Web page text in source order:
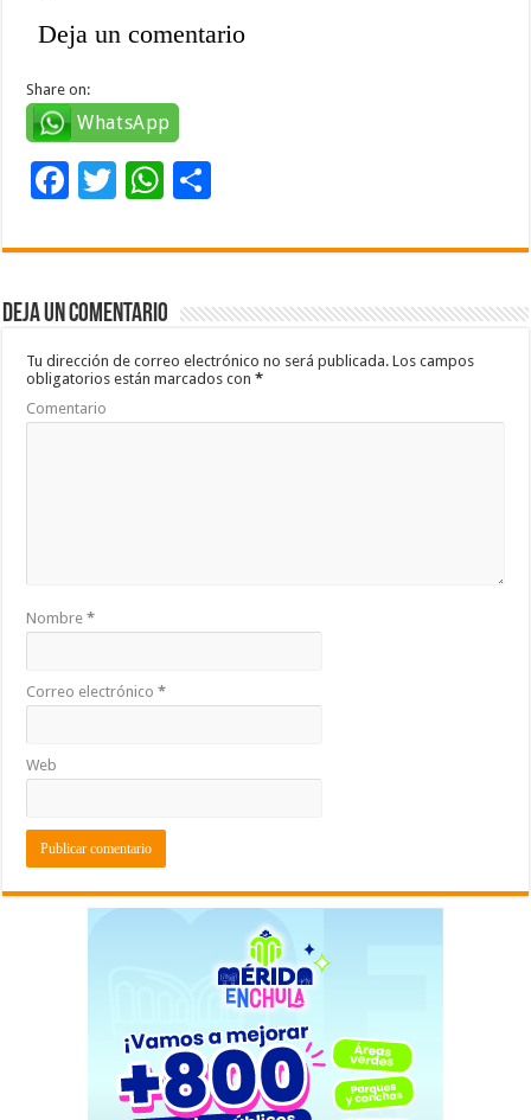
Deja un comentario
Share on:
WhatsApp
F
e
b
o
o
k
T
tt
er
W
at
sA
p
p
m
ar
ti
Deja un comentario
Tu dirección de correo electrónico no será publicada. Los campos
obligatorios están marcados con*
Comentario
Nombre*
Correo electrónico*
Web